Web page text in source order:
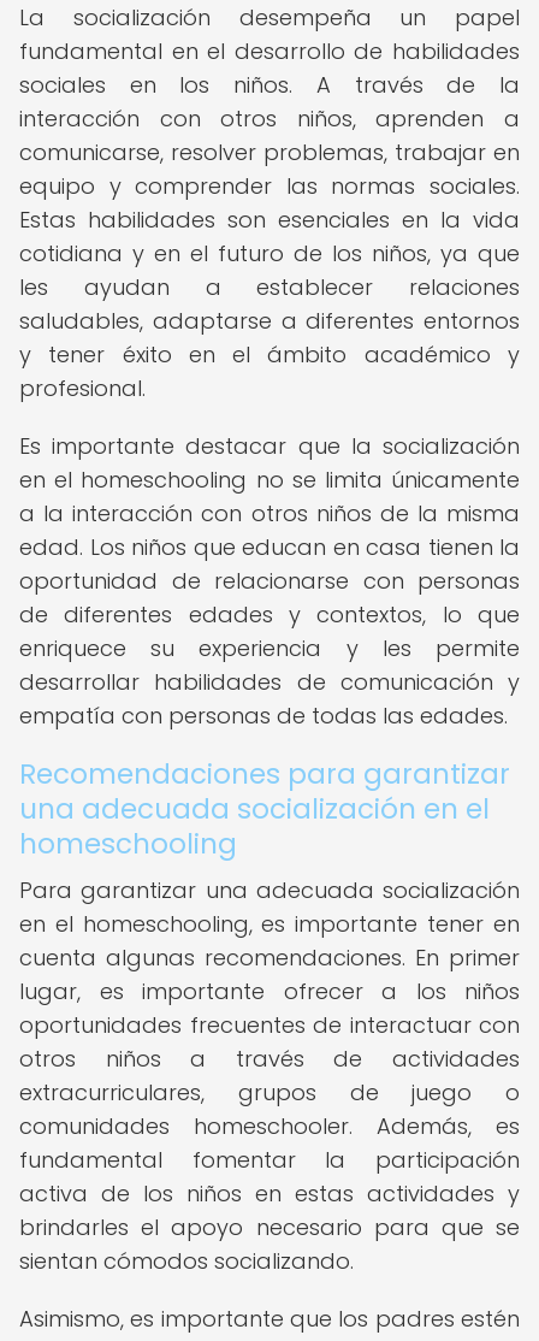
La socialización desempeña un papel
fundamental en el desarrollo de habilidades
sociales en los niños. A través de la
interacción con otros niños, aprenden a
comunicarse, resolver problemas, trabajar en
equipo y comprender las normas sociales.
Estas habilidades son esenciales en la vida
cotidiana y en el futuro de los niños, ya que
les ayudan a establecer relaciones
saludables, adaptarse a diferentes entornos
y tener éxito en el ámbito académico y
profesional.
Es importante destacar que la socialización
en el homeschooling no se limita únicamente
a la interacción con otros niños de la misma
edad. Los niños que educan en casa tienen la
oportunidad de relacionarse con personas
de diferentes edades y contextos, lo que
enriquece su experiencia y les permite
desarrollar habilidades de comunicación y
empatía con personas de todas las edades.
Recomendaciones para garantizar
una adecuada socialización en el
homeschooling
Para garantizar una adecuada socialización
en el homeschooling, es importante tener en
cuenta algunas recomendaciones. En primer
lugar, es importante ofrecer a los niños
oportunidades frecuentes de interactuar con
otros niños a través de actividades
extracurriculares, grupos de juego o
comunidades homeschooler. Además, es
fundamental fomentar la participación
activa de los niños en estas actividades y
brindarles el apoyo necesario para que se
sientan cómodos socializando.
Asimismo, es importante que los padres estén